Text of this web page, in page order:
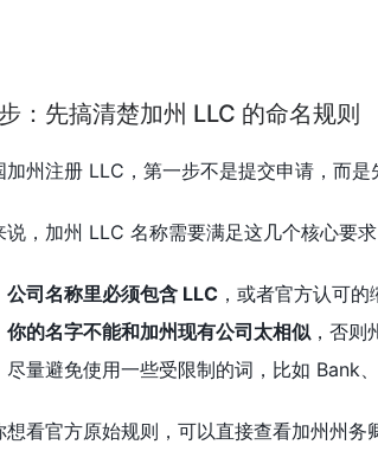
：先搞清楚加州 LLC 的命名规则
加州注册 LLC，第一步不是提交申请，而
说，加州 LLC 名称需要满足这几个核心要求
公司名称里必须包含 LLC ，或者官方认可的
你的名字不能和加州现有公司太相似 ，否则
尽量避免使用一些受限制的词，比如 Bank
想看官方原始规则，可以直接查看加州州务